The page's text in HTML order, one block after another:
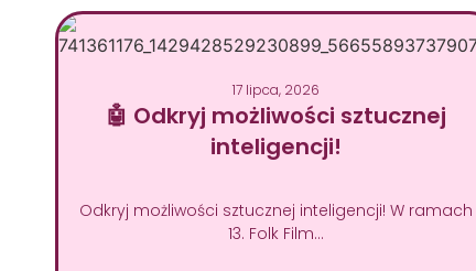
17 lipca, 2026
🤖 Odkryj możliwości sztucznej
inteligencji!
Odkryj możliwości sztucznej inteligencji! W ramach
13. Folk Film…